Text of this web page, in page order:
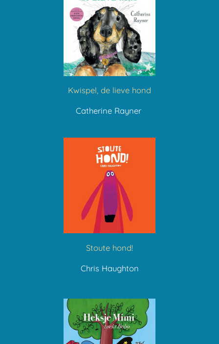
Kwispel, de lieve hond
Catherine Rayner
Stoute hond!
Chris Haughton